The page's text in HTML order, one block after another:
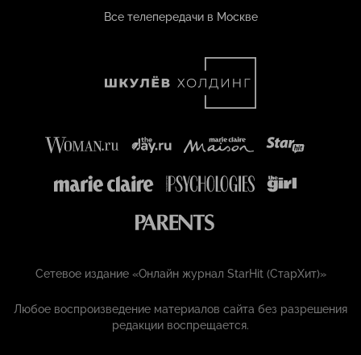
Все телепередачи в Москве
Сетевое издание «Онлайн журнал StarHit (СтарХит)»
Любое воспроизведение материалов сайта без разрешения
редакции воспрещается.